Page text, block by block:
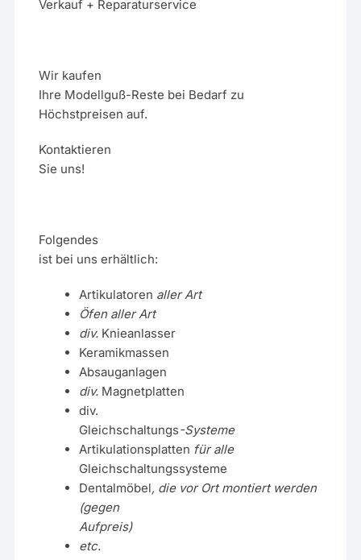
Verkauf + Reparaturservice
Wir kaufen
Ihre Modellguß-Reste bei Bedarf zu
Höchstpreisen auf.
Kontaktieren
Sie uns!
Folgendes
ist bei uns erhältlich:
Artikulatoren aller Art
Öfen aller Art
div. Knieanlasser
Keramikmassen
Absauganlagen
div. Magnetplatten
div.
Gleichschaltungs-Systeme
Artikulationsplatten für alle
Gleichschaltungssysteme
Dentalmöbel, die vor Ort montiert werden
(gegen
Aufpreis)
etc.